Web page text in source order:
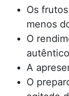
Os
menos
O
autêntico
A
O